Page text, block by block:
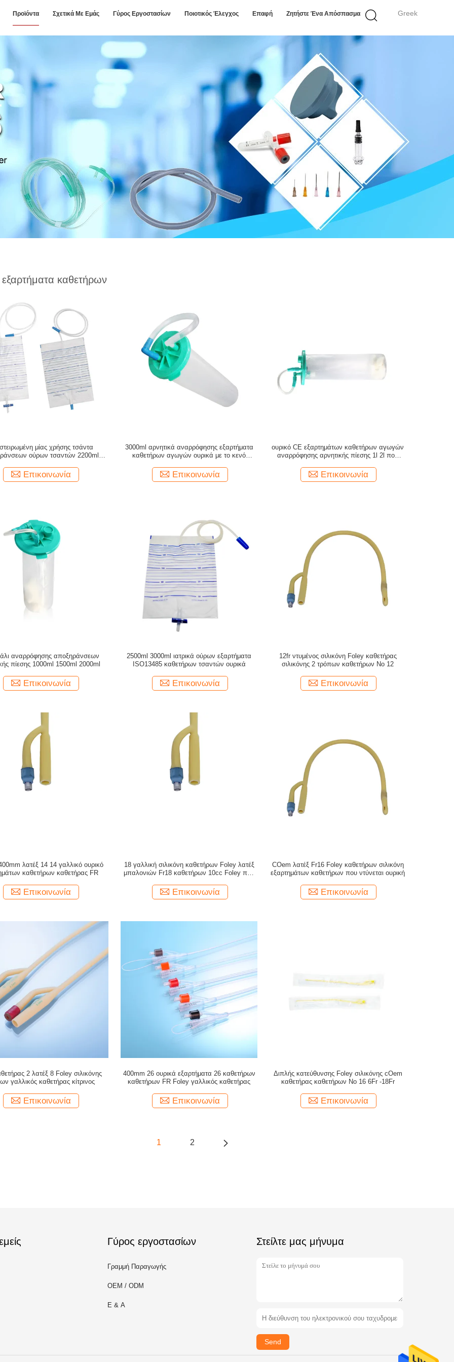
Greek
Προϊόντα Σχετικά Με Εμάς Γύρος Εργοστασίων Ποιοτικός Έλεγχος Επαφή Ζητήστε Ένα Απόσπασμα
καθετήρων
μίας χρήσης τσάντα
ούρων τσαντών 2200ml
Επικοινωνία
3000ml αρνητικά αναρρόφησης εξαρτήματα
καθετήρων αγωγών ουρικά με το κενό
Επικοινωνία
ουρικό CE εξαρτημάτων καθετήρων αγωγών
αναρρόφησης αρνητικής πίεσης 1l 2l που
Επικοινωνία
αναρρόφησης αποξηράνσεων
πίεσης 1000ml 1500ml 2000ml
Επικοινωνία
2500ml 3000ml ιατρικά ούρων εξαρτήματα
ISO13485 καθετήρων τσαντών ουρικά
Επικοινωνία
12fr ντυμένος σιλικόνη Foley καθετήρας
σιλικόνης 2 τρόπων καθετήρων Νο 12
Επικοινωνία
λατέξ 14 14 γαλλικό ουρικό
καθετήρων καθετήρας FR
Επικοινωνία
18 γαλλική σιλικόνη καθετήρων Foley λατέξ
μπαλονιών Fr18 καθετήρων 10cc Foley που
Επικοινωνία
COem λατέξ Fr16 Foley καθετήρων σιλικόνη
εξαρτημάτων καθετήρων που ντύνεται ουρική
Επικοινωνία
2 λατέξ 8 Foley σιλικόνης
γαλλικός καθετήρας κίτρινος
Επικοινωνία
400mm 26 ουρικά εξαρτήματα 26 καθετήρων
καθετήρων FR Foley γαλλικός καθετήρας
Επικοινωνία
Διπλής κατεύθυνσης Foley σιλικόνης cOem
καθετήρας καθετήρων Νο 16 6Fr -18Fr
Επικοινωνία
1 2
Γύρος εργοστασίων
Γραμμή Παραγωγής
OEM / ODM
Ε & Α
Στείλτε μας μήνυμα
Send